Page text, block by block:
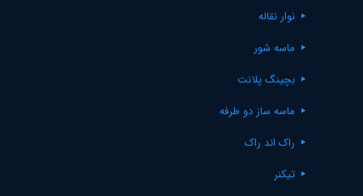
نوار نقاله
ماسه شور
بچینگ پلانت
ماسه ساز دو طرفه
راک اند راک
تیکنر